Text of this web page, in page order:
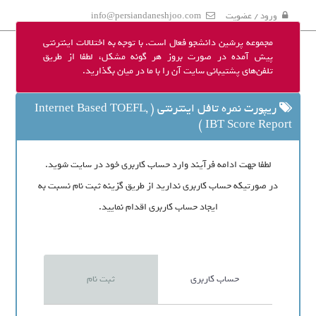
مجموعه پرشین دانشجو فعال است. با توجه به اختلالات اینترنتی
پیش آمده در صورت بروز هر گونه مشکل، لطفا از طریق
تلفن‌های پشتیبانی سایت آن را با ما در میان بگذارید.
ورود / عضویت info@persiandaneshjoo.com
ریپورت نمره تافل اینترنتی ( Internet Based TOEFL,
IBT Score Report )
لطفا جهت ادامه فرآیند وارد حساب کاربری خود در سایت شوید.
در صورتیکه حساب کاربری ندارید از طریق گزینه ثبت نام نسبت به
ایجاد حساب کاربری اقدام نمایید.
حساب کاربری ثبت نام